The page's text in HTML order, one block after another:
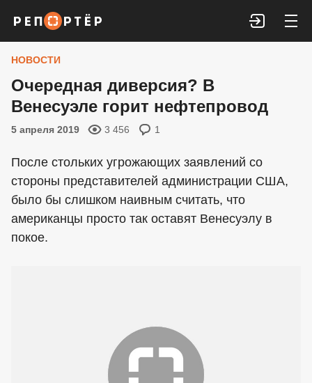
Войти
НОВОСТИ
Очередная диверсия? В
Венесуэле горит нефтепровод
5 апреля 2019 3 456 1
После стольких угрожающих заявлений со
стороны представителей администрации США,
было бы слишком наивным считать, что
американцы просто так оставят Венесуэлу в
покое.